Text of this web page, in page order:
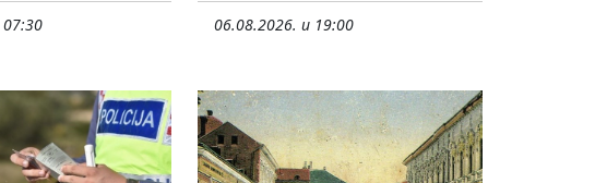
06.08.2026. u 19:00